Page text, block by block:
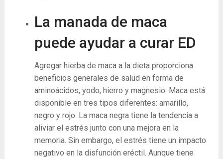
La manada de maca
puede ayudar a curar ED
Agregar hierba de maca a la dieta proporciona
beneficios generales de salud en forma de
aminoácidos, yodo, hierro y magnesio. Maca está
disponible en tres tipos diferentes: amarillo,
negro y rojo. La maca negra tiene la tendencia a
aliviar el estrés junto con una mejora en la
memoria. Sin embargo, el estrés tiene un impacto
negativo en la disfunción eréctil. Aunque tiene